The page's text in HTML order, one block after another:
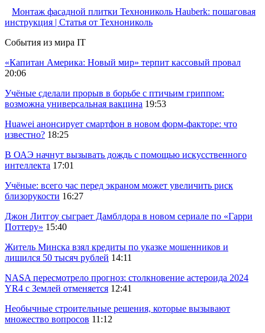
Монтаж фасадной плитки Технониколь Hauberk: пошаговая
инструкция | Статья от Технониколь
События из мира IT
«Капитан Америка: Новый мир» терпит кассовый провал
20:06
Учёные сделали прорыв в борьбе с птичьим гриппом:
возможна универсальная вакцина 19:53
Huawei анонсирует смартфон в новом форм-факторе: что
известно? 18:25
В ОАЭ начнут вызывать дождь с помощью искусственного
интеллекта 17:01
Учёные: всего час перед экраном может увеличить риск
близорукости 16:27
Джон Литгоу сыграет Дамблдора в новом сериале по «Гарри
Поттеру» 15:40
Житель Минска взял кредиты по указке мошенников и
лишился 50 тысяч рублей 14:11
NASA пересмотрело прогноз: столкновение астероида 2024
YR4 с Землей отменяется 12:41
Необычные строительные решения, которые вызывают
множество вопросов 11:12